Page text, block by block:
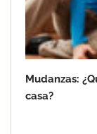
Mudanzas:
casa?